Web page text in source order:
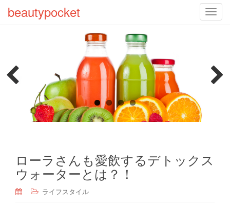
T
e
n
i
beautypocket
ローラさんも愛飲するデトックス
ウォーターとは？！
ライフスタイル